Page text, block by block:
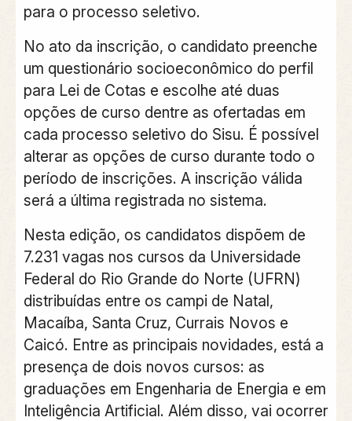
para o processo seletivo.
No ato da inscrição, o candidato preenche
um questionário socioeconômico do perfil
para Lei de Cotas e escolhe até duas
opções de curso dentre as ofertadas em
cada processo seletivo do Sisu. É possível
alterar as opções de curso durante todo o
período de inscrições. A inscrição válida
será a última registrada no sistema.
Nesta edição, os candidatos dispõem de
7.231 vagas nos cursos da Universidade
Federal do Rio Grande do Norte (UFRN)
distribuídas entre os campi de Natal,
Macaíba, Santa Cruz, Currais Novos e
Caicó. Entre as principais novidades, está a
presença de dois novos cursos: as
graduações em Engenharia de Energia e em
Inteligência Artificial. Além disso, vai ocorrer